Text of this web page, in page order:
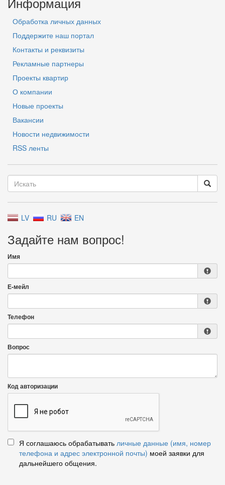
Обработка личных данных
Поддержите наш портал
Контакты и реквизиты
Рекламные партнеры
Проекты квартир
О компании
Новые проекты
Вакансии
Новости недвижимости
RSS ленты
LV RU EN
Задайте нам вопрос!
Имя
Е-мейл
Телефон
Вопрос
Код авторизации
Я соглашаюсь обрабатывать личные данные (имя, номер
телефона и адрес электронной почты) моей заявки для
дальнейшего общения.